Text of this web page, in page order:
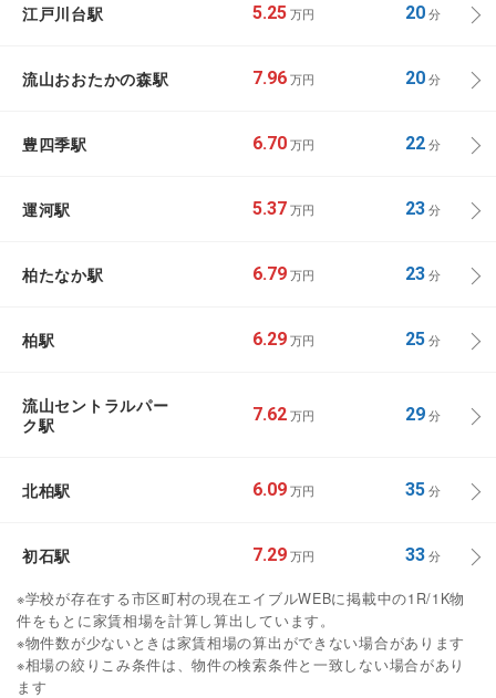
江戸川台駅 5.25 万円 20分
流山おおたかの森駅 7.96 万円 20分
豊四季駅 6.70 万円 22分
運河駅 5.37 万円 23分
柏たなか駅 6.79 万円 23分
柏駅 6.29 万円 25分
流山セントラルパー
ク駅
7.62 万円 29分
北柏駅 6.09 万円 35分
初石駅 7.29 万円 33分
※学校が存在する市区町村の現在エイブルWEBに掲載中の1R/1K物
件をもとに家賃相場を計算し算出しています。
※物件数が少ないときは家賃相場の算出ができない場合があります
※相場の絞りこみ条件は、物件の検索条件と一致しない場合があり
ます